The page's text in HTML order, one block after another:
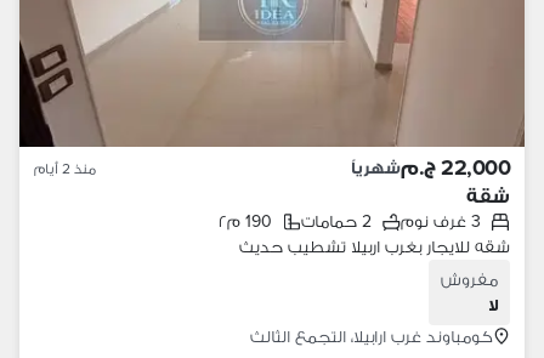
22,000 ج.م شهرياً منذ 2 أيام
شقة
3 غرف نوم 2 حمامات
190 م٢
شقه للايجار بغرب اربيلا تشطيب حديث
مفروش
لا
كومباوند غرب ارابيلا، التجمع الثالث